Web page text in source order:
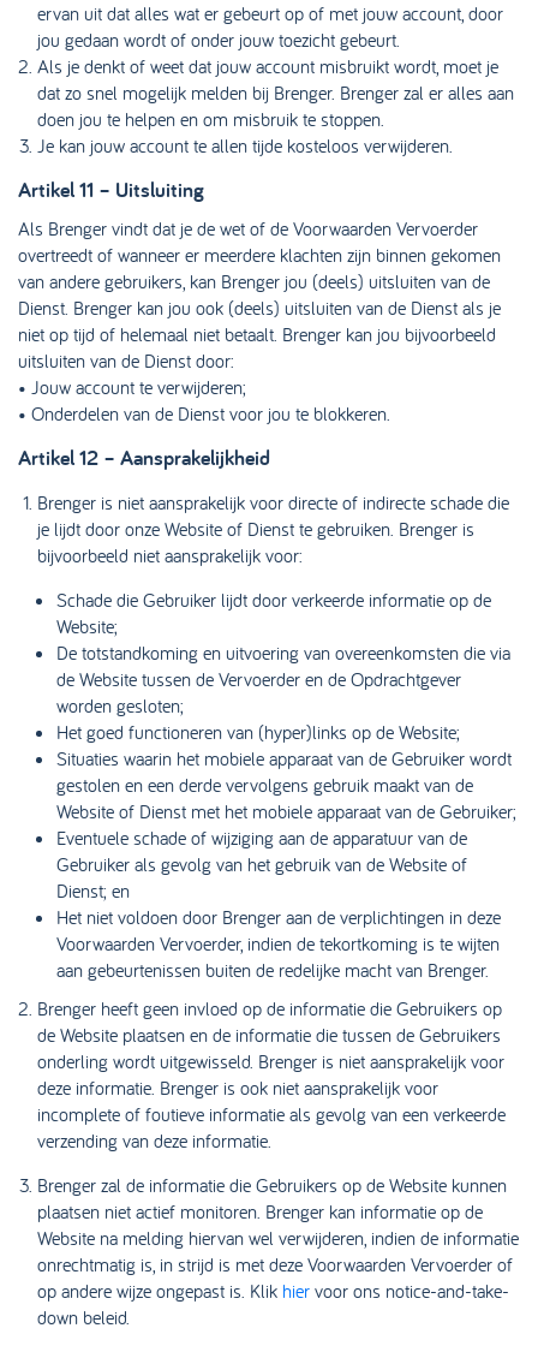
ervan uit dat alles wat er gebeurt op of met jouw account, door
jou gedaan wordt of onder jouw toezicht gebeurt.
Als je denkt of weet dat jouw account misbruikt wordt, moet je
dat zo snel mogelijk melden bij Brenger. Brenger zal er alles aan
doen jou te helpen en om misbruik te stoppen.
Je kan jouw account te allen tijde kosteloos verwijderen.
Artikel 11 – Uitsluiting
Als Brenger vindt dat je de wet of de Voorwaarden Vervoerder
overtreedt of wanneer er meerdere klachten zijn binnen gekomen
van andere gebruikers, kan Brenger jou (deels) uitsluiten van de
Dienst. Brenger kan jou ook (deels) uitsluiten van de Dienst als je
niet op tijd of helemaal niet betaalt. Brenger kan jou bijvoorbeeld
uitsluiten van de Dienst door:
• Jouw account te verwijderen;
• Onderdelen van de Dienst voor jou te blokkeren.
Artikel 12 – Aansprakelijkheid
Brenger is niet aansprakelijk voor directe of indirecte schade die
je lijdt door onze Website of Dienst te gebruiken. Brenger is
bijvoorbeeld niet aansprakelijk voor:
Schade die Gebruiker lijdt door verkeerde informatie op de
Website;
De totstandkoming en uitvoering van overeenkomsten die via
de Website tussen de Vervoerder en de Opdrachtgever
worden gesloten;
Het goed functioneren van (hyper)links op de Website;
Situaties waarin het mobiele apparaat van de Gebruiker wordt
gestolen en een derde vervolgens gebruik maakt van de
Website of Dienst met het mobiele apparaat van de Gebruiker;
Eventuele schade of wijziging aan de apparatuur van de
Gebruiker als gevolg van het gebruik van de Website of
Dienst; en
Het niet voldoen door Brenger aan de verplichtingen in deze
Voorwaarden Vervoerder, indien de tekortkoming is te wijten
aan gebeurtenissen buiten de redelijke macht van Brenger.
Brenger heeft geen invloed op de informatie die Gebruikers op
de Website plaatsen en de informatie die tussen de Gebruikers
onderling wordt uitgewisseld. Brenger is niet aansprakelijk voor
deze informatie. Brenger is ook niet aansprakelijk voor
incomplete of foutieve informatie als gevolg van een verkeerde
verzending van deze informatie.
Brenger zal de informatie die Gebruikers op de Website kunnen
plaatsen niet actief monitoren. Brenger kan informatie op de
Website na melding hiervan wel verwijderen, indien de informatie
onrechtmatig is, in strijd is met deze Voorwaarden Vervoerder of
op andere wijze ongepast is. Klik hier voor ons notice-and-take-
down beleid.